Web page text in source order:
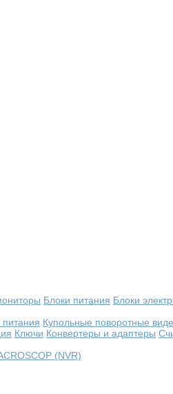
Блоки питания Блоки
питания Купольные поворотные
Ключи Конвертеры и адаптеры
(NVR)